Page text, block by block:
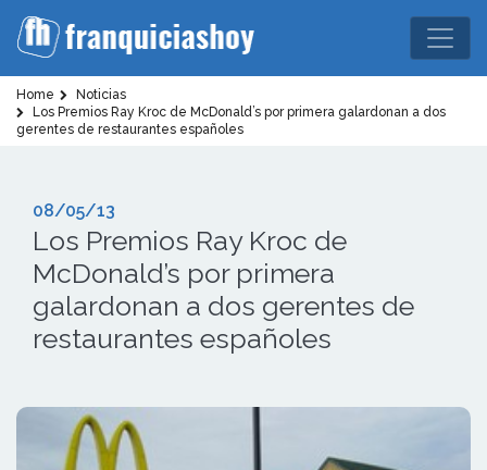
Home
Noticias
Los Premios Ray Kroc de McDonald’s por primera galardonan a dos
gerentes de restaurantes españoles
08/05/13
Los Premios Ray Kroc de
McDonald’s por primera
galardonan a dos gerentes de
restaurantes españoles